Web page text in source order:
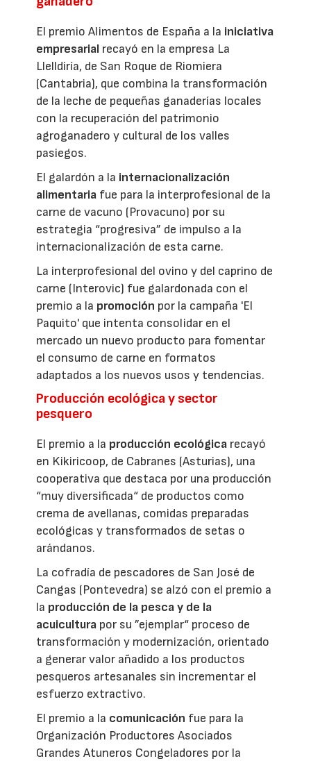
El premio Alimentos de España a la iniciativa
empresarial recayó en la empresa La
Llelldiría, de San Roque de Riomiera
(Cantabria), que combina la transformación
de la leche de pequeñas ganaderías locales
con la recuperación del patrimonio
agroganadero y cultural de los valles
pasiegos.
El galardón a la internacionalización
alimentaria fue para la interprofesional de la
carne de vacuno (Provacuno) por su
estrategia “progresiva” de impulso a la
internacionalización de esta carne.
La interprofesional del ovino y del caprino de
carne (Interovic) fue galardonada con el
premio a la promoción por la campaña 'El
Paquito' que intenta consolidar en el
mercado un nuevo producto para fomentar
el consumo de carne en formatos
adaptados a los nuevos usos y tendencias.
Producción ecológica y sector
pesquero
El premio a la producción ecológica recayó
en Kikiricoop, de Cabranes (Asturias), una
cooperativa que destaca por una producción
“muy diversificada“ de productos como
crema de avellanas, comidas preparadas
ecológicas y transformados de setas o
arándanos.
La cofradía de pescadores de San José de
Cangas (Pontevedra) se alzó con el premio a
la producción de la pesca y de la
acuicultura por su ”ejemplar“ proceso de
transformación y modernización, orientado
a generar valor añadido a los productos
pesqueros artesanales sin incrementar el
esfuerzo extractivo.
El premio a la comunicación fue para la
Organización Productores Asociados
Grandes Atuneros Congeladores por la